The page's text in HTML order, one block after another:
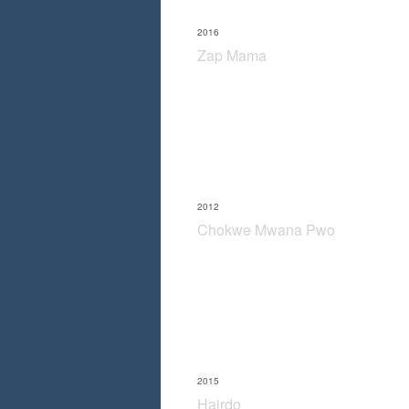
Zap Mama
2016
Chokwe Mwana Pwo
2012
Hairdo
2015